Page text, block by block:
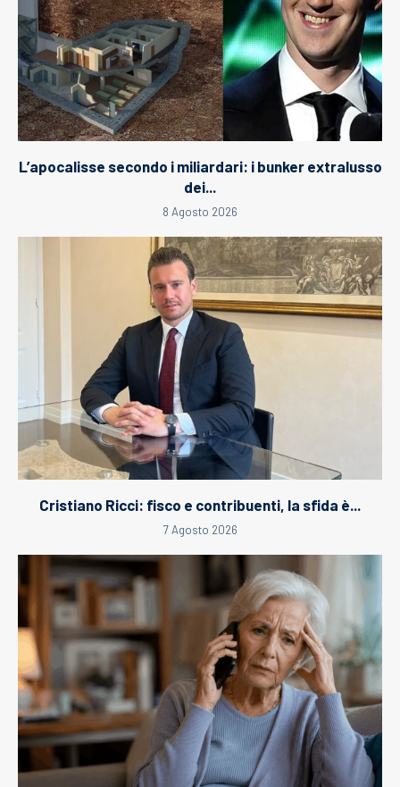
L’apocalisse secondo i miliardari: i bunker extralusso
dei...
8 Agosto 2026
Cristiano Ricci: fisco e contribuenti, la sfida è...
7 Agosto 2026